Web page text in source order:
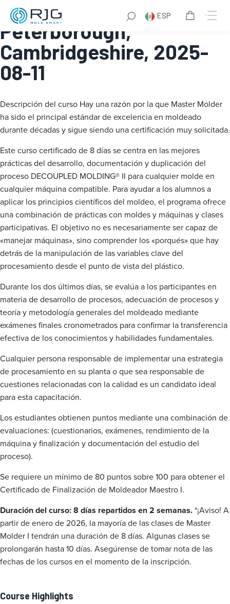
ESP
Master Molder® I:
Peterborough,
Cambridgeshire, 2025-
08-11
Descripción del curso Hay una razón por la que Master Molder
ha sido el principal estándar de excelencia en moldeado
durante décadas y sigue siendo una certificación muy solicitada.
Este curso certificado de 8 días se centra en las mejores
prácticas del desarrollo, documentación y duplicación del
proceso DECOUPLED MOLDING® II para cualquier molde en
cualquier máquina compatible. Para ayudar a los alumnos a
aplicar los principios científicos del moldeo, el programa ofrece
una combinación de prácticas con moldes y máquinas y clases
participativas. El objetivo no es necesariamente ser capaz de
«manejar máquinas», sino comprender los «porqués» que hay
detrás de la manipulación de las variables clave del
procesamiento desde el punto de vista del plástico.
Durante los dos últimos días, se evalúa a los participantes en
materia de desarrollo de procesos, adecuación de procesos y
teoría y metodología generales del moldeado mediante
exámenes finales cronometrados para confirmar la transferencia
efectiva de los conocimientos y habilidades fundamentales.
Cualquier persona responsable de implementar una estrategia
de procesamiento en su planta o que sea responsable de
cuestiones relacionadas con la calidad es un candidato ideal
para esta capacitación.
Los estudiantes obtienen puntos mediante una combinación de
evaluaciones: (cuestionarios, exámenes, rendimiento de la
máquina y finalización y documentación del estudio del
proceso).
Se requiere un mínimo de 80 puntos sobre 100 para obtener el
Certificado de Finalización de Moldeador Maestro I.
Duración del curso: 8 días repartidos en 2 semanas.*¡Aviso! A
partir de enero de 2026, la mayoría de las clases de Master
Molder I tendrán una duración de 8 días. Algunas clases se
prolongarán hasta 10 días. Asegúrense de tomar nota de las
fechas de los cursos en el momento de la inscripción.
Course Highlights